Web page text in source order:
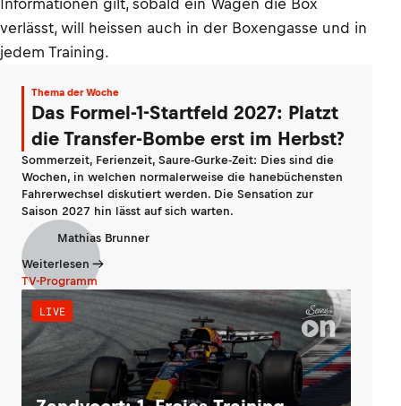
Informationen gilt, sobald ein Wagen die Box
verlässt, will heissen auch in der Boxengasse und in
jedem Training.
Thema der Woche
Das Formel-1-Startfeld 2027: Platzt
die Transfer-Bombe erst im Herbst?
Sommerzeit, Ferienzeit, Saure-Gurke-Zeit: Dies sind die
Wochen, in welchen normalerweise die hanebüchensten
Fahrerwechsel diskutiert werden. Die Sensation zur
Saison 2027 hin lässt auf sich warten.
Mathias Brunner
Weiterlesen
TV-Programm
LIVE